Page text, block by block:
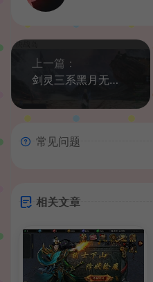
上一篇：
剑灵三系黑月无限火力新地图怀旧网游单机一键镜像端断网GM网单
常见问题
相关文章